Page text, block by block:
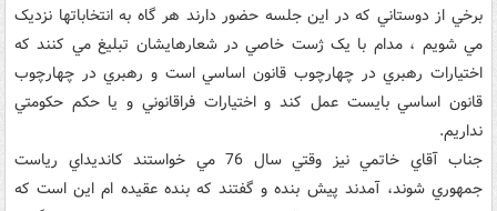
برخي از دوستاني که در اين جلسه حضور دارند هر گاه به انتخاباتها نزديک
مي شويم ، مدام با يک ژست خاصي در شعارهايشان تبليغ مي کنند که
اختيارات رهبري در چهارچوب قانون اساسي است و رهبري در چهارچوب
قانون اساسي بايست عمل کند و اختيارات فراقانوني و يا حکم حکومتي
نداريم.
جناب آقاي خاتمي نيز وقتي سال 76 مي خواستند کانديداي رياست
جمهوري شوند، آمدند پيش بنده و گفتند که بنده عقيده ام اين است که